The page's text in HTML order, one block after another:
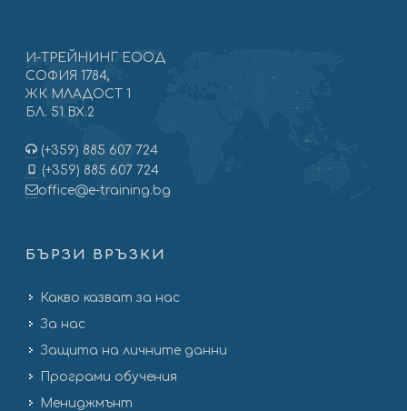
И-ТРЕЙНИНГ ЕООД
СОФИЯ 1784,
ЖК МЛАДОСТ 1
БЛ. 51 ВХ.2
(+359) 885 607 724
(+359) 885 607 724
office@e-training.bg
БЪРЗИ ВРЪЗКИ
Какво казват за нас
За нас
Защита на личните данни
Програми обучения
Мениджмънт